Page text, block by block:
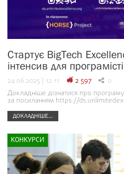
Стартує BigTech
інтенсив для
24.06.2025 | 12:11 2 597 0
Докладніше дізнатися про
за посиланням https://
ДОКЛАДНІШЕ...
КОНКУРСИ